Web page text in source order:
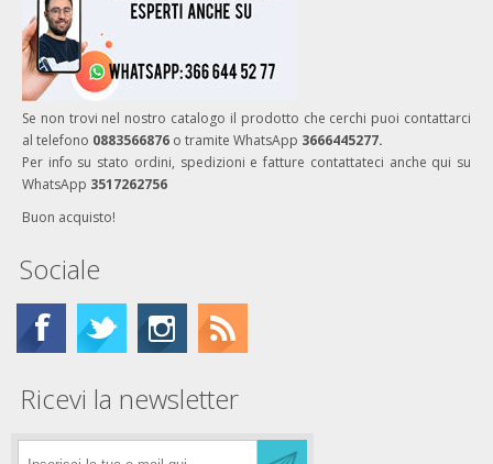
Se non trovi nel nostro catalogo il prodotto che cerchi puoi contattarci
al telefono 0883566876 o tramite WhatsApp 3666445277.
Per info su stato ordini, spedizioni e fatture contattateci anche qui su
WhatsApp 3517262756
Buon acquisto!
Sociale
Ricevi la newsletter